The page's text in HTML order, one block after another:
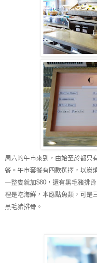
周六的午市來到，由始至於都只
餐。午市套餐有四款選擇，以炭
一整隻就加$80，還有黑毛豬排
裡是吃海鮮，本應點魚類，可是
黑毛豬排骨。